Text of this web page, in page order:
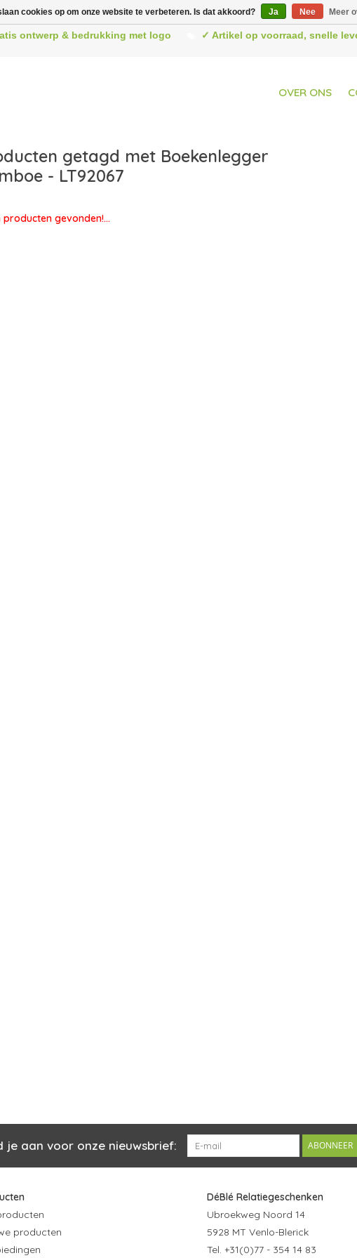
ontwerp & bedrukking met logo
✓ Artikel op voorraad, snelle
OVER ONS
getagd met Boekenlegger
- LT92067
producten gevonden!...
je aan voor onze nieuwsbrief: ABONNEER
producten
DéBlé Relatiegeschenken
Ubroekweg Noord 14
5928 MT Venlo-Blerick
Tel. +31(0)77 - 354 14 83
cookies op om onze website te verbeteren. Is dat akkoord? Ja Nee Meer